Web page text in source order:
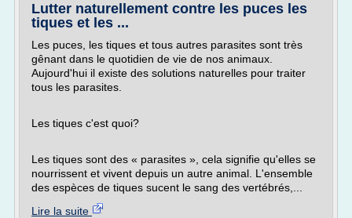
Lutter naturellement contre les puces les
tiques et les ...
Les puces, les tiques et tous autres parasites sont très
gênant dans le quotidien de vie de nos animaux.
Aujourd'hui il existe des solutions naturelles pour traiter
tous les parasites.
Les tiques c'est quoi?
Les tiques sont des « parasites », cela signifie qu'elles se
nourrissent et vivent depuis un autre animal. L'ensemble
des espèces de tiques sucent le sang des vertébrés,...
Lire la suite